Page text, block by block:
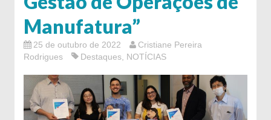
Manufatura”
25 de outubro de 2022
Cristiane Pereira
Rodrigues
Destaques NOTÍCIAS